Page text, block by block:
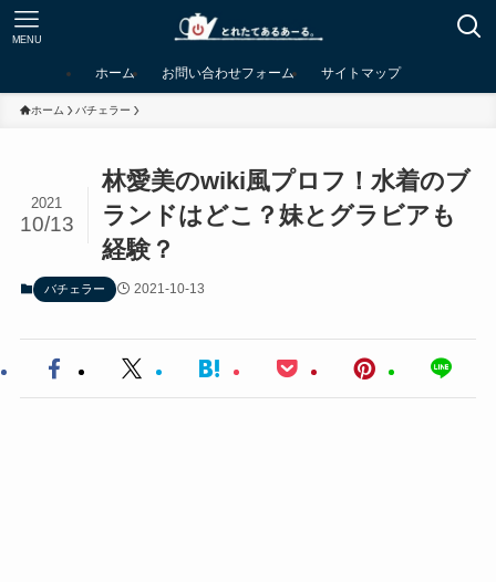
MENU
ホーム お問い合わせフォーム サイトマップ
ホーム バチェラー
林愛美のwiki風プロフ！水着のブ
ランドはどこ？妹とグラビアも
経験？
2021
10/13
バチェラー 2021-10-13